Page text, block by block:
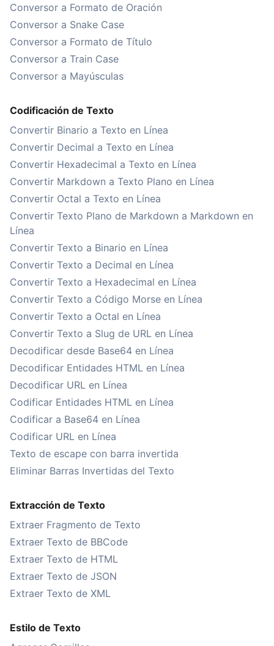
Conversor a Formato de Oración
Conversor a Snake Case
Conversor a Formato de Título
Conversor a Train Case
Conversor a Mayúsculas
Codificación de Texto
Convertir Binario a Texto en Línea
Convertir Decimal a Texto en Línea
Convertir Hexadecimal a Texto en Línea
Convertir Markdown a Texto Plano en Línea
Convertir Octal a Texto en Línea
Convertir Texto Plano de Markdown a Markdown en
Línea
Convertir Texto a Binario en Línea
Convertir Texto a Decimal en Línea
Convertir Texto a Hexadecimal en Línea
Convertir Texto a Código Morse en Línea
Convertir Texto a Octal en Línea
Convertir Texto a Slug de URL en Línea
Decodificar desde Base64 en Línea
Decodificar Entidades HTML en Línea
Decodificar URL en Línea
Codificar Entidades HTML en Línea
Codificar a Base64 en Línea
Codificar URL en Línea
Texto de escape con barra invertida
Eliminar Barras Invertidas del Texto
Extracción de Texto
Extraer Fragmento de Texto
Extraer Texto de BBCode
Extraer Texto de HTML
Extraer Texto de JSON
Extraer Texto de XML
Estilo de Texto